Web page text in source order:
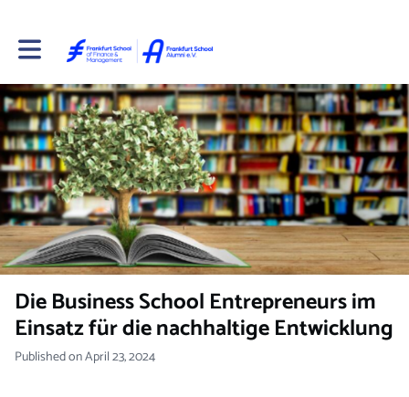
Toggle main navigation
Die Business School Entrepreneurs im
Einsatz für die nachhaltige Entwicklung
Published on April 23, 2024